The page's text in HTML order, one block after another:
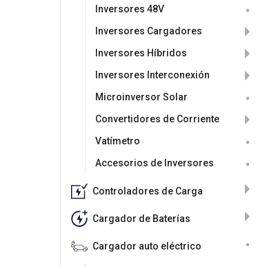
Inversores 48V
Inversores Cargadores
Inversores Híbridos
Inversores Interconexión
Microinversor Solar
Convertidores de Corriente
Vatímetro
Accesorios de Inversores
Controladores de Carga
Cargador de Baterías
Cargador auto eléctrico